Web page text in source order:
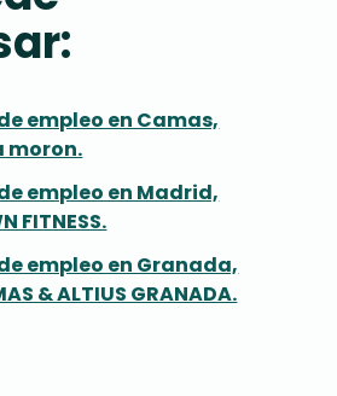
empleo en Camas,
moron.
empleo en Madrid,
FITNESS.
empleo en Granada,
& ALTIUS GRANADA.